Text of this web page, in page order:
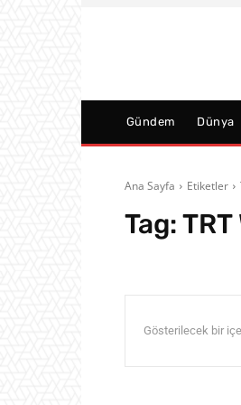
Gündem Dünya
Ana Sayfa Etiketler
Tag:TRT
Gösterilecek bir